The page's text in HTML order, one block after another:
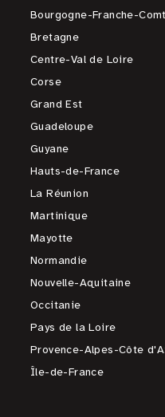
Bourgogne-Franche-
Bretagne
Centre-Val de Loire
Corse
Grand Est
Guadeloupe
Guyane
Hauts-de-France
La Réunion
Martinique
Mayotte
Normandie
Nouvelle-Aquitaine
Occitanie
Pays de la Loire
Provence-Alpes-Côte
Île-de-France